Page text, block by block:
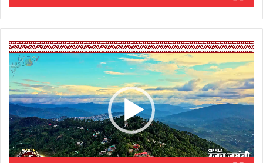
Video
Player